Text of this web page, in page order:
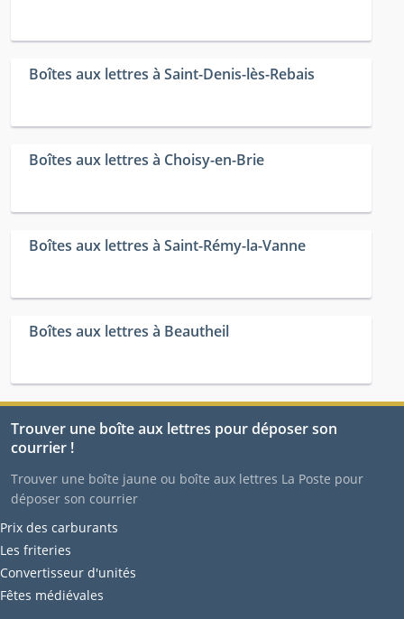
Boîtes aux lettres à Saint-Denis-lès-Rebais
Boîtes aux lettres à Choisy-en-Brie
Boîtes aux lettres à Saint-Rémy-la-Vanne
Boîtes aux lettres à Beautheil
Trouver une boîte aux lettres pour déposer son
courrier !
Trouver une boîte jaune ou boîte aux lettres La Poste pour
déposer son courrier
Prix des carburants
Les friteries
Convertisseur d'unités
Fêtes médiévales